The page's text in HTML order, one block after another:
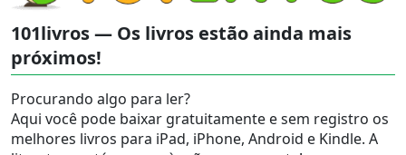
101livros — Os livros estão ainda mais
próximos!
Procurando algo para ler?
Aqui você pode baixar gratuitamente e sem registro os
melhores livros para iPad, iPhone, Android e Kindle. A